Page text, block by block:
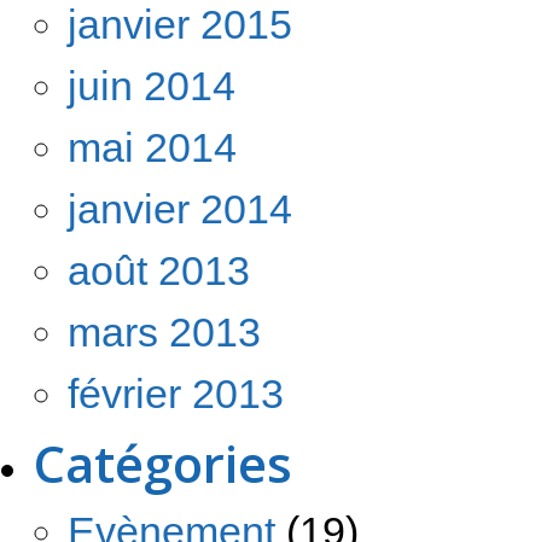
janvier 2015
juin 2014
mai 2014
janvier 2014
août 2013
mars 2013
février 2013
Catégories
Evènement(19)